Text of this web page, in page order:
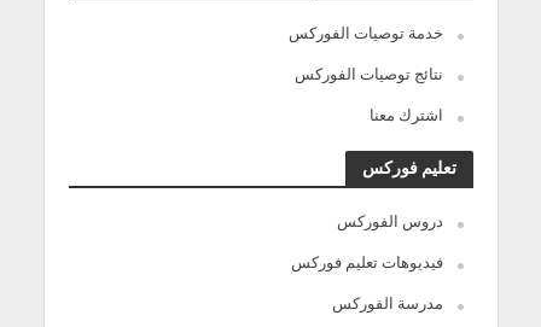
خدمة توصيات الفوركس
نتائج توصيات الفوركس
اشترك معنا
تعليم فوركس
دروس الفوركس
فيديوهات تعليم فوركس
مدرسة الفوركس